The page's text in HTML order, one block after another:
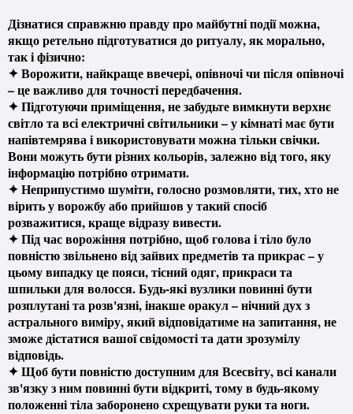
Дізнатися справжню правду про майбутні події можна,
якщо ретельно підготуватися до ритуалу, як морально,
так і фізично:
✦ Ворожити, найкраще ввечері, опівночі чи після опівночі
– це важливо для точності передбачення.
✦ Підготуючи приміщення, не забудьте вимкнути верхнє
світло та всі електричні світильники – у кімнаті має бути
напівтемрява і використовувати можна тільки свічки.
Вони можуть бути різних кольорів, залежно від того, яку
інформацію потрібно отримати.
✦ Неприпустимо шуміти, голосно розмовляти, тих, хто не
вірить у ворожбу або прийшов у такий спосіб
розважитися, краще відразу вивести.
✦ Під час ворожіння потрібно, щоб голова і тіло було
повністю звільнено від зайвих предметів та прикрас – у
цьому випадку це пояси, тісний одяг, прикраси та
шпильки для волосся. Будь-які вузлики повинні бути
розплутані та розв'язні, інакше оракул – нічний дух з
астрального виміру, який відповідатиме на запитання, не
зможе дістатися вашої свідомості та дати зрозумілу
відповідь.
✦ Щоб бути повністю доступним для Всесвіту, всі канали
зв'язку з ним повинні бути відкриті, тому в будь-якому
положенні тіла заборонено схрещувати руки та ноги.